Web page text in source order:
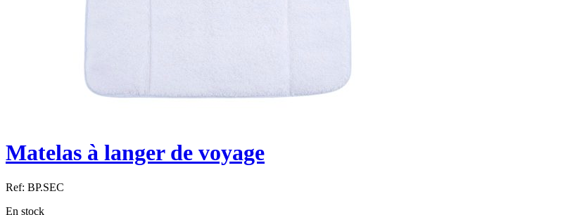
Matelas à langer de voyage
Ref: BP.SEC
En stock